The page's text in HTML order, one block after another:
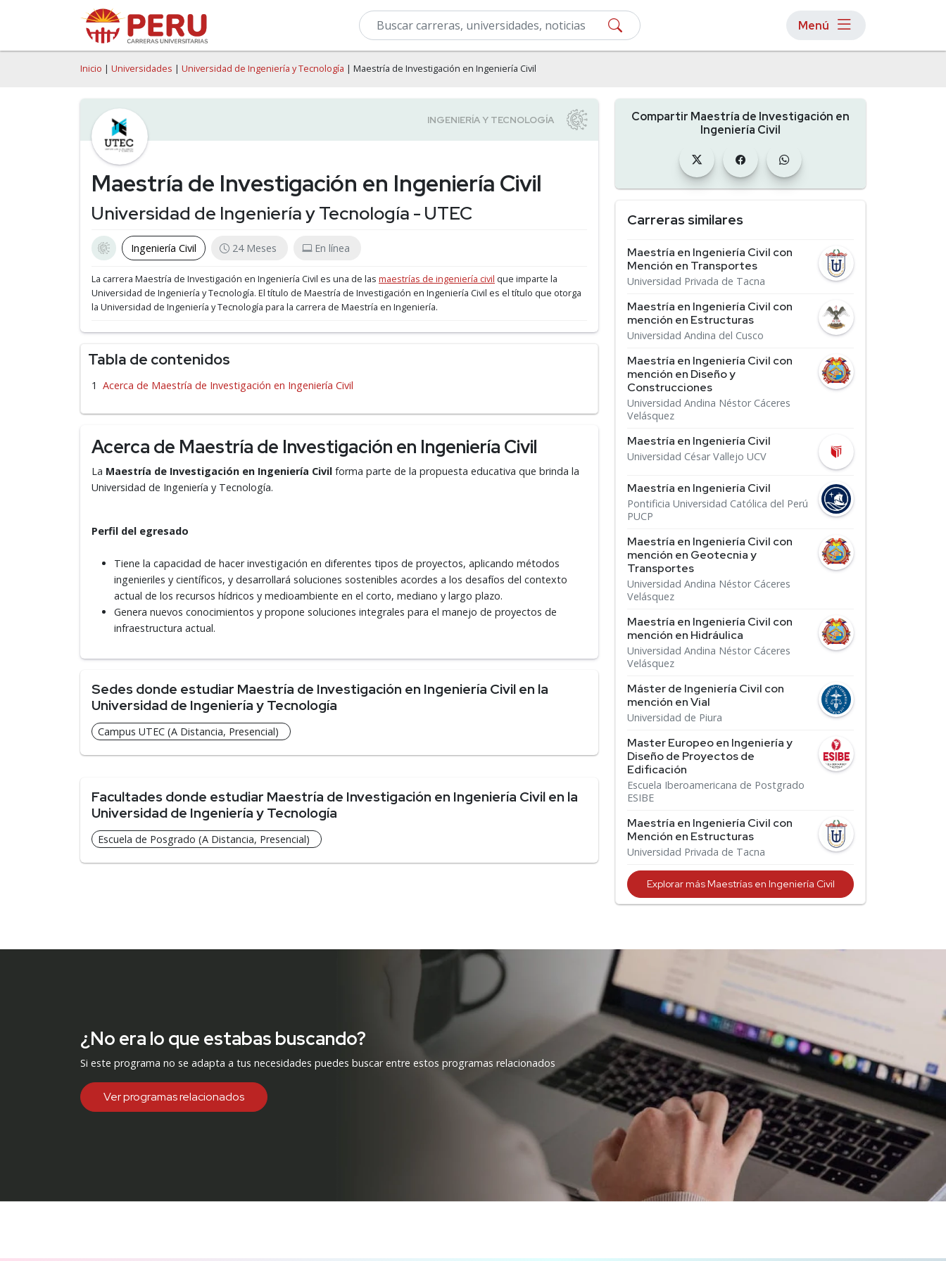
Menú
Inicio | Universidades | Universidad de Ingeniería y Tecnología | Maestría de Investigación en Ingeniería Civil
Maestría de Investigación en Ingeniería Civil
Universidad de Ingeniería y Tecnología - UTEC
Ingeniería Civil 24 Meses En línea
La carrera Maestría de Investigación en Ingeniería Civil es una de las maestrías de ingeniería civil que imparte la
Universidad de Ingeniería y Tecnología. El título de Maestría de Investigación en Ingeniería Civil es el título que otorga
la Universidad de Ingeniería y Tecnología para la carrera de Maestría en Ingeniería.
Tabla de contenidos
Acerca de Maestría de Investigación en Ingeniería Civil
Acerca de Maestría de Investigación en Ingeniería Civil
La Maestría de Investigación en Ingeniería Civil forma parte de la propuesta educativa que brinda la
Universidad de Ingeniería y Tecnología.
Perfil del egresado
Tiene la capacidad de hacer investigación en diferentes tipos de proyectos, aplicando métodos
ingenieriles y científicos, y desarrollará soluciones sostenibles acordes a los desafíos del contexto
actual de los recursos hídricos y medioambiente en el corto, mediano y largo plazo.
Genera nuevos conocimientos y propone soluciones integrales para el manejo de proyectos de
infraestructura actual.
Sedes donde estudiar Maestría de Investigación en Ingeniería Civil en la
Universidad de Ingeniería y Tecnología
Campus UTEC (A Distancia, Presencial)
Facultades donde estudiar Maestría de Investigación en Ingeniería Civil en la
Universidad de Ingeniería y Tecnología
Escuela de Posgrado (A Distancia, Presencial)
Compartir Maestría de Investigación en
Ingeniería Civil
Carreras similares
Maestría en Ingeniería Civil con
Mención en Transportes
Universidad Privada de Tacna
Maestría en Ingeniería Civil con
mención en Estructuras
Universidad Andina del Cusco
Maestría en Ingeniería Civil con
mención en Diseño y
Construcciones
Universidad Andina Néstor Cáceres
Velásquez
Maestría en Ingeniería Civil
Universidad César Vallejo UCV
Maestría en Ingeniería Civil
Pontificia Universidad Católica del Perú
PUCP
Maestría en Ingeniería Civil con
mención en Geotecnia y
Transportes
Universidad Andina Néstor Cáceres
Velásquez
Maestría en Ingeniería Civil con
mención en Hidráulica
Universidad Andina Néstor Cáceres
Velásquez
Máster de Ingeniería Civil con
mención en Vial
Universidad de Piura
Master Europeo en Ingeniería y
Diseño de Proyectos de
Edificación
Escuela Iberoamericana de Postgrado
ESIBE
Maestría en Ingeniería Civil con
Mención en Estructuras
Universidad Privada de Tacna
Explorar más Maestrías en Ingeniería Civil
¿No era lo que estabas buscando?
Si este programa no se adapta a tus necesidades puedes buscar entre estos programas relacionados
Ver programas relacionados